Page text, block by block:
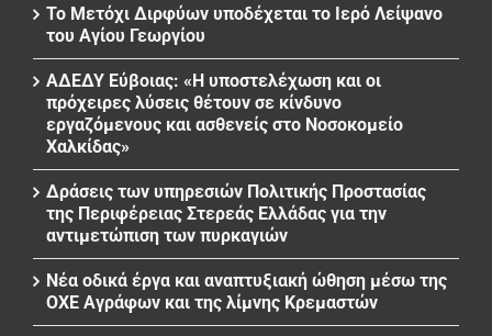
Το Μετόχι Διρφύων υποδέχεται το Ιερό Λείψανο
του Αγίου Γεωργίου
ΑΔΕΔΥ Εύβοιας: «Η υποστελέχωση και οι
πρόχειρες λύσεις θέτουν σε κίνδυνο
εργαζόμενους και ασθενείς στο Νοσοκομείο
Χαλκίδας»
Δράσεις των υπηρεσιών Πολιτικής Προστασίας
της Περιφέρειας Στερεάς Ελλάδας για την
αντιμετώπιση των πυρκαγιών
Νέα οδικά έργα και αναπτυξιακή ώθηση μέσω της
ΟΧΕ Αγράφων και της λίμνης Κρεμαστών